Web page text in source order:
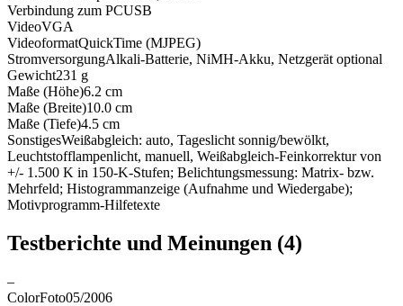
Verbindung zum PCUSB
VideoVGA
VideoformatQuickTime (MJPEG)
StromversorgungAlkali-Batterie, NiMH-Akku, Netzgerät optional
Gewicht231 g
Maße (Höhe)6.2 cm
Maße (Breite)10.0 cm
Maße (Tiefe)4.5 cm
SonstigesWeißabgleich: auto, Tageslicht sonnig/bewölkt,
Leuchtstofflampenlicht, manuell, Weißabgleich-Feinkorrektur von
+/- 1.500 K in 150-K-Stufen; Belichtungsmessung: Matrix- bzw.
Mehrfeld; Histogrammanzeige (Aufnahme und Wiedergabe);
Motivprogramm-Hilfetexte
Testberichte und Meinungen (4)
–
ColorFoto05/2006